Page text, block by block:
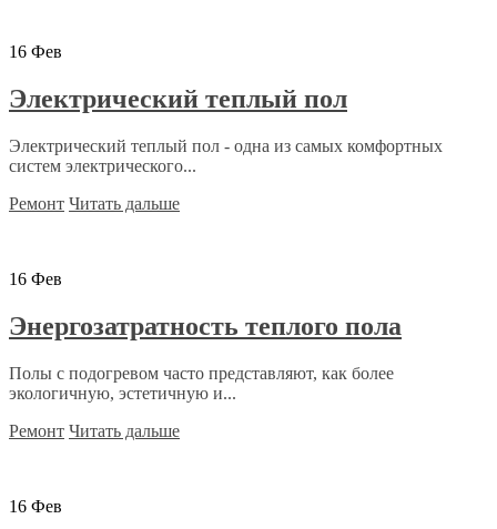
16 Фев
Электрический теплый пол
Электрический теплый пол - одна из самых комфортных
систем электрического...
Ремонт Читать дальше
16 Фев
Энергозатратность теплого пола
Полы с подогревом часто представляют, как более
экологичную, эстетичную и...
Ремонт Читать дальше
16 Фев